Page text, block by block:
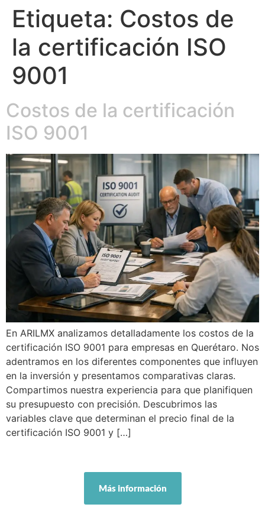
Etiqueta: Costos de
la certificación ISO
9001
Costos de la certificación
ISO 9001
En ARILMX analizamos detalladamente los costos de la
certificación ISO 9001 para empresas en Querétaro. Nos
adentramos en los diferentes componentes que influyen
en la inversión y presentamos comparativas claras.
Compartimos nuestra experiencia para que planifiquen
su presupuesto con precisión. Descubrimos las
variables clave que determinan el precio final de la
certificación ISO 9001 y […]
Más información